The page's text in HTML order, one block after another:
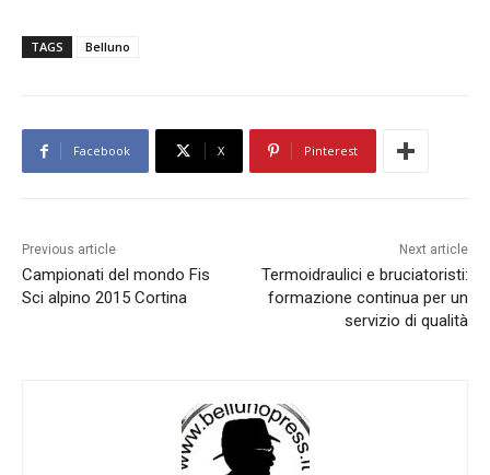
TAGS Belluno
Facebook X Pinterest
Previous article
Campionati del mondo Fis
Sci alpino 2015 Cortina
Next article
Termoidraulici e bruciatoristi:
formazione continua per un
servizio di qualità